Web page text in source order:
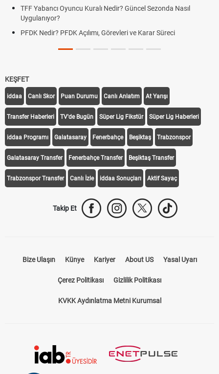
TFF Yabancı Oyuncu Kuralı Nedir? Güncel Sezonda Nasıl
Uygulanıyor?
PFDK Nedir? PFDK Açılımı, Görevleri ve Karar Süreci
KEŞFET
iddaa Canlı Skor Puan Durumu Canlı Anlatım At Yarışı
Transfer Haberleri TV'de Bugün Süper Lig Fikstür Süper Lig Haberleri
iddaa Programı Galatasaray Fenerbahçe Beşiktaş Trabzonspor
Galatasaray Transfer Fenerbahçe Transfer Beşiktaş Transfer
Trabzonspor Transfer Canlı İzle iddaa Sonuçları Aktif Sayaç
Takip Et
Bize Ulaşın Künye Kariyer About US Yasal Uyarı
Çerez Politikası Gizlilik Politikası
KVKK Aydınlatma Metni Kurumsal